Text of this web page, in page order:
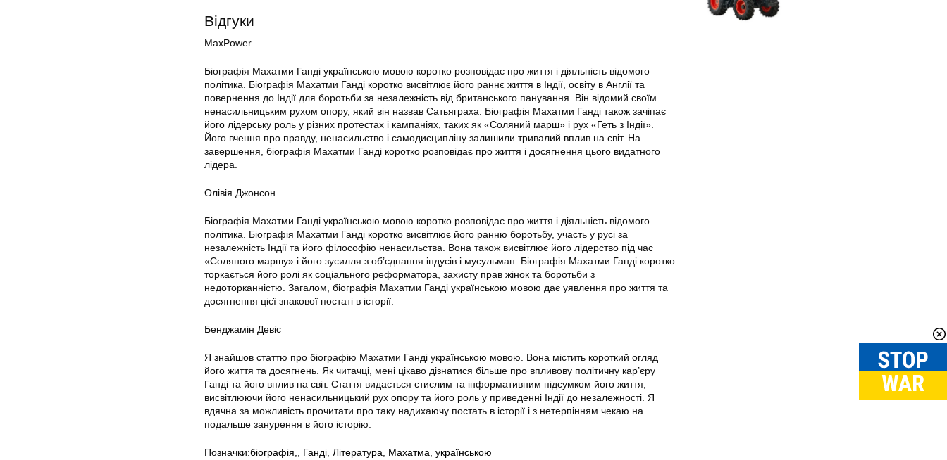
Відгуки
MaxPower
Біографія Махатми Ганді українською мовою коротко розповідає про життя і діяльність відомого
політика. Біографія Махатми Ганді коротко висвітлює його раннє життя в Індії, освіту в Англії та
повернення до Індії для боротьби за незалежність від британського панування. Він відомий своїм
ненасильницьким рухом опору, який він назвав Сатьяграха. Біографія Махатми Ганді також зачіпає
його лідерську роль у різних протестах і кампаніях, таких як «Соляний марш» і рух «Геть з Індії».
Його вчення про правду, ненасильство і самодисципліну залишили тривалий вплив на світ. На
завершення, біографія Махатми Ганді коротко розповідає про життя і досягнення цього видатного
лідера.
Олівія Джонсон
Біографія Махатми Ганді українською мовою коротко розповідає про життя і діяльність відомого
політика. Біографія Махатми Ганді коротко висвітлює його ранню боротьбу, участь у русі за
незалежність Індії та його філософію ненасильства. Вона також висвітлює його лідерство під час
«Соляного маршу» і його зусилля з об’єднання індусів і мусульман. Біографія Махатми Ганді коротко
торкається його ролі як соціального реформатора, захисту прав жінок та боротьби з
недоторканністю. Загалом, біографія Махатми Ганді українською мовою дає уявлення про життя та
досягнення цієї знакової постаті в історії.
Бенджамін Девіс
Я знайшов статтю про біографію Махатми Ганді українською мовою. Вона містить короткий огляд
його життя та досягнень. Як читачці, мені цікаво дізнатися більше про впливову політичну кар’єру
Ганді та його вплив на світ. Стаття видається стислим та інформативним підсумком його життя,
висвітлюючи його ненасильницький рух опору та його роль у приведенні Індії до незалежності. Я
вдячна за можливість прочитати про таку надихаючу постать в історії і з нетерпінням чекаю на
подальше занурення в його історію.
Позначки:біографія,, Ганді, Література, Махатма, українською